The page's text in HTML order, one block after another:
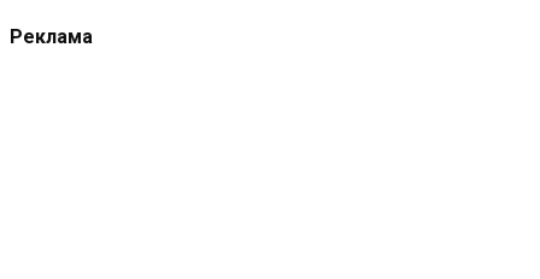
Реклама